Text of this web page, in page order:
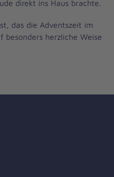
direkt ins Haus brachte.
das die Adventszeit im
besonders herzliche Weise